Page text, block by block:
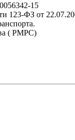
15
123-ФЗ от
( РМРС)